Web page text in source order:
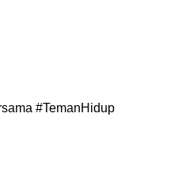
#TemanHidup